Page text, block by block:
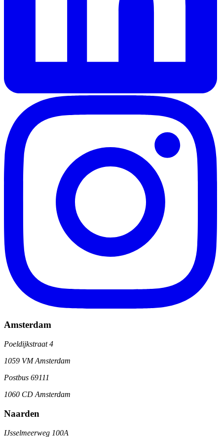
Amsterdam
Poeldijkstraat 4
1059 VM Amsterdam
Postbus 69111
1060 CD Amsterdam
Naarden
IJsselmeerweg 100A